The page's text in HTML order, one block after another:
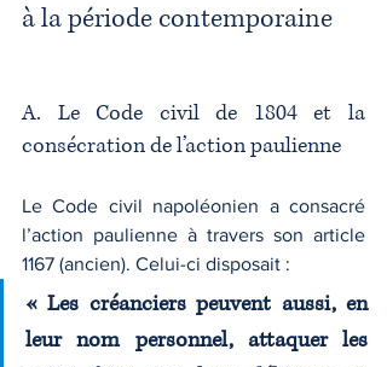
à la période contemporaine
A. Le Code civil de 1804 et la
consécration de l’action paulienne
Le Code civil napoléonien a consacré
l’action paulienne à travers son article
1167 (ancien). Celui-ci disposait :
« Les créanciers peuvent aussi, en
leur nom personnel, attaquer les